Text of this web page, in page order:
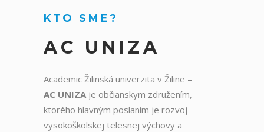
KTO SME?
AC UNIZA
Academic Žilinská univerzita v Žiline –
AC UNIZA je občianskym združením,
ktorého hlavným poslaním je rozvoj
vysokoškolskej telesnej výchovy a